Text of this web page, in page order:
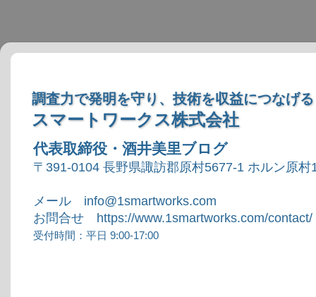
調査力で発明を守り、技術を収益につなげる
スマートワークス株式会社
代表取締役・酒井美里ブログ
〒391-0104 長野県諏訪郡原村5677-1 ホルン原村
メール info@1smartworks.com
お問合せ https://www.1smartworks.com/contact/
受付時間：平日 9:00-17:00